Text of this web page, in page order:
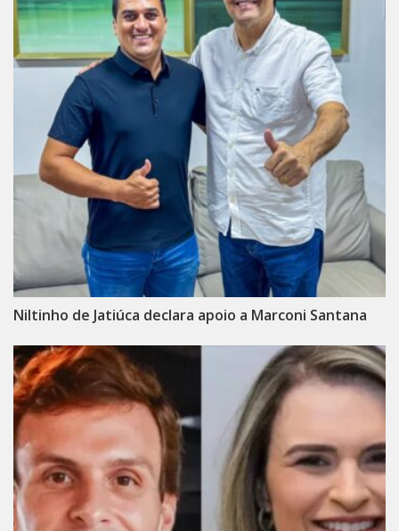
Niltinho de Jatiúca declara apoio a Marconi Santana